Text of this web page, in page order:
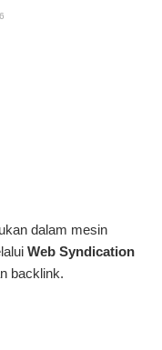
dalam mesin
Web Syndication
backlink.